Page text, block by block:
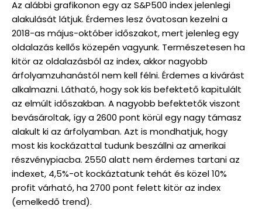
Az alábbi grafikonon egy az S&P500 index jelenlegi
alakulását látjuk. Érdemes lesz óvatosan kezelni a
2018-as május-október időszakot, mert jelenleg egy
oldalazás kellős közepén vagyunk. Természetesen ha
kitör az oldalazásból az index, akkor nagyobb
árfolyamzuhanástól nem kell félni. Érdemes a kivárást
alkalmazni. Látható, hogy sok kis befektető kapitulált
az elmúlt időszakban. A nagyobb befektetők viszont
bevásároltak, így a 2600 pont körül egy nagy támasz
alakult ki az árfolyamban. Azt is mondhatjuk, hogy
most kis kockázattal tudunk beszállni az amerikai
részvénypiacba. 2550 alatt nem érdemes tartani az
indexet, 4,5%-ot kockáztatunk tehát és közel 10%
profit várható, ha 2700 pont felett kitör az index
(emelkedő trend).